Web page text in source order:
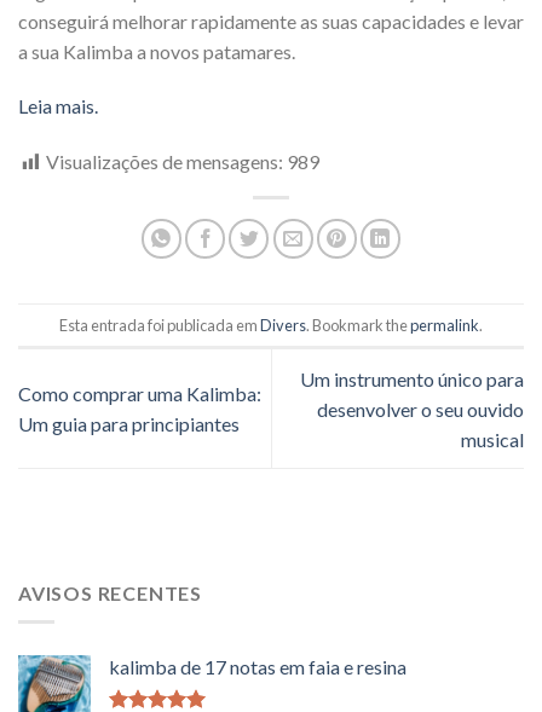
conseguirá melhorar rapidamente as suas capacidades e levar
a sua Kalimba a novos patamares.
Leia mais.
Visualizações de mensagens: 989
Esta entrada foi publicada emDivers. Bookmark thepermalink.
Como comprar uma Kalimba:
Um guia para principiantes
Um instrumento único para
desenvolver o seu ouvido
musical
AVISOS RECENTES
kalimba de 17 notas em faia e resina